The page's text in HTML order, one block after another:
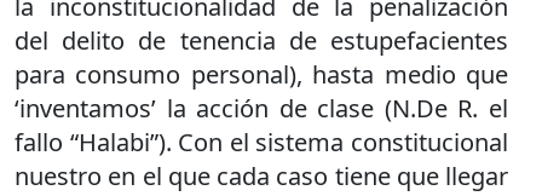
la inconstitucionalidad de la penalización
del delito de tenencia de estupefacientes
para consumo personal), hasta medio que
‘inventamos’ la acción de clase (N.De R. el
fallo “Halabi”). Con el sistema constitucional
nuestro en el que cada caso tiene que llegar